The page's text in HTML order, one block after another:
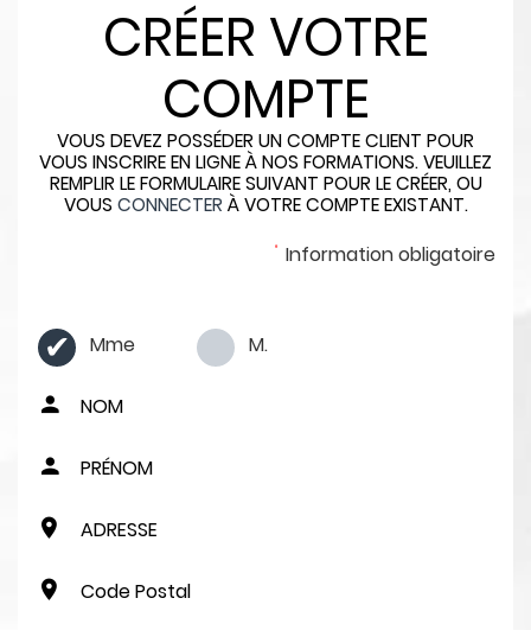
CRÉER VOTRE
COMPTE
VOUS DEVEZ POSSÉDER UN COMPTE CLIENT POUR
VOUS INSCRIRE EN LIGNE À NOS FORMATIONS. VEUILLEZ
REMPLIR LE FORMULAIRE SUIVANT POUR LE CRÉER, OU
VOUS CONNECTER À VOTRE COMPTE EXISTANT.
Information obligatoire
Mme M.